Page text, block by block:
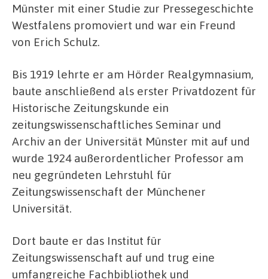
Münster mit einer Studie zur Pressegeschichte
Westfalens promoviert und war ein Freund
von Erich Schulz.
Bis 1919 lehrte er am Hörder Realgymnasium,
baute anschließend als erster Privatdozent für
Historische Zeitungskunde ein
zeitungswissenschaftliches Seminar und
Archiv an der Universität Münster mit auf und
wurde 1924 außerordentlicher Professor am
neu gegründeten Lehrstuhl für
Zeitungswissenschaft der Münchener
Universität.
Dort baute er das Institut für
Zeitungswissenschaft auf und trug eine
umfangreiche Fachbibliothek und